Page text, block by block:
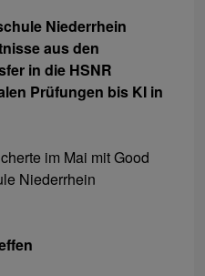
Niederrhein
aus den
in die HSNR
Prüfungen bis KI in
im Mai mit Good
Niederrhein